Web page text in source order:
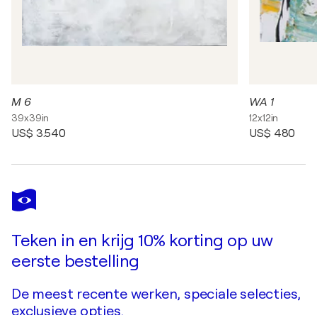
M 6
39x39in
US$ 3.540
WA 1
12x12in
US$ 480
Teken in en krijg 10% korting op uw
eerste bestelling
De meest recente werken, speciale selecties,
exclusieve opties.